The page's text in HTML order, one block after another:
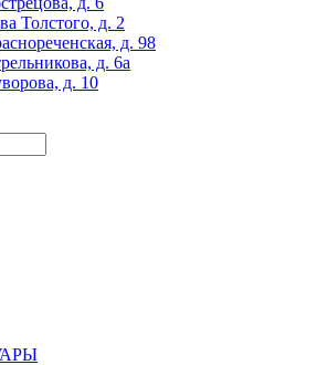
Толстого, д. 2
д. 98
д. 6а
д. 10